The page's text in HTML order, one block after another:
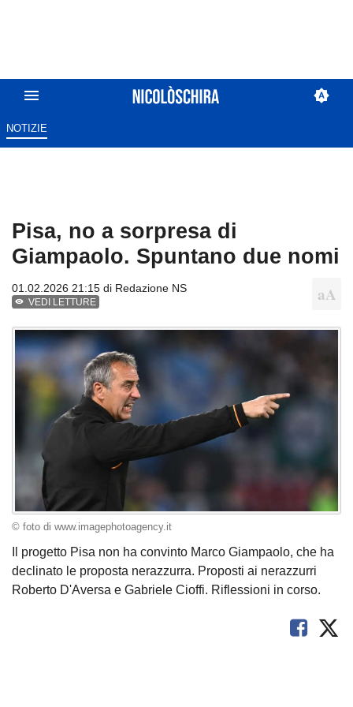
NOTIZIE
Pisa, no a sorpresa di
Giampaolo. Spuntano due nomi
01.02.2026 21:15 di Redazione NS
VEDI LETTURE
© foto di www.imagephotoagency.it
Il progetto Pisa non ha convinto Marco Giampaolo, che ha
declinato le proposta nerazzurra. Proposti ai nerazzurri
Roberto D'Aversa e Gabriele Cioffi. Riflessioni in corso.